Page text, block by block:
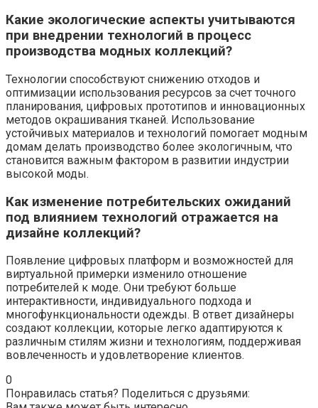
Какие экологические аспекты учитываются
при внедрении технологий в процесс
производства модных коллекций?
Технологии способствуют снижению отходов и
оптимизации использования ресурсов за счет точного
планирования, цифровых прототипов и инновационных
методов окрашивания тканей. Использование
устойчивых материалов и технологий помогает модным
домам делать производство более экологичным, что
становится важным фактором в развитии индустрии
высокой моды.
Как изменение потребительских ожиданий
под влиянием технологий отражается на
дизайне коллекций?
Появление цифровых платформ и возможностей для
виртуальной примерки изменило отношение
потребителей к моде. Они требуют больше
интерактивности, индивидуального подхода и
многофункциональности одежды. В ответ дизайнеры
создают коллекции, которые легко адаптируются к
различным стилям жизни и технологиям, поддерживая
вовлеченность и удовлетворение клиентов.
0
Понравилась статья? Поделиться с друзьями: